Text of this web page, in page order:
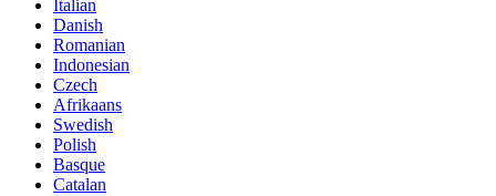
Italian
Danish
Romanian
Indonesian
Czech
Afrikaans
Swedish
Polish
Basque
Catalan